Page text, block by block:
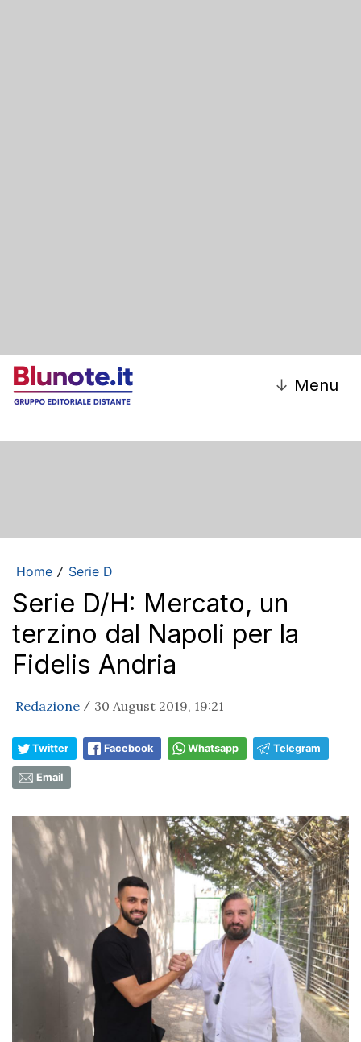
↓ Menu
Home / Serie D
Serie D/H: Mercato, un
terzino dal Napoli per la
Fidelis Andria
Redazione / 30 August 2019, 19:21
Twitter Facebook Whatsapp Telegram
Email